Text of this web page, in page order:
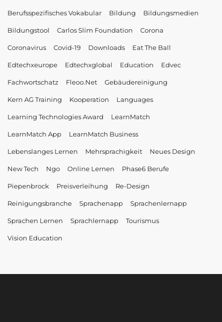
Berufsspezifisches Vokabular Bildung Bildungsmedien
Bildungstool Carlos Slim Foundation Corona
Coronavirus Covid-19 Downloads Eat The Ball
Edtechxeurope Edtechxglobal Education Edvec
Fachwortschatz Fleoo.net Gebäudereinigung
Kern AG Training Kooperation Languages
Learning Technologies Award LearnMatch
LearnMatch App LearnMatch Business
Lebenslanges Lernen Mehrsprachigkeit Neues Design
New Tech Ngo Online Lernen Phase6 Berufe
Piepenbrock Preisverleihung Re-Design
Reinigungsbranche Sprachenapp Sprachenlernapp
Sprachen Lernen Sprachlernapp Tourismus
Vision Education